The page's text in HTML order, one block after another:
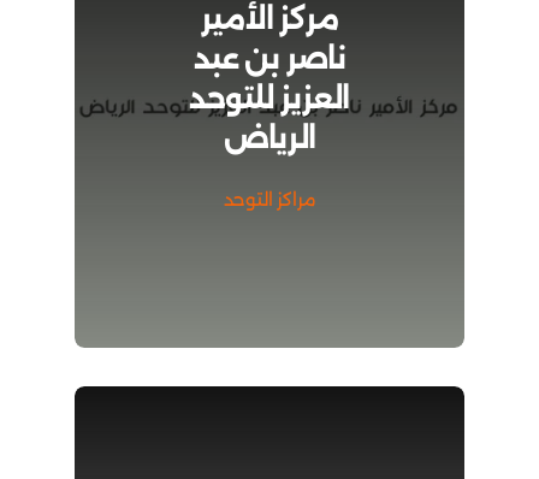
مركز الأمير
ناصر بن عبد
العزيز للتوحد
الرياض
مراكز التوحد